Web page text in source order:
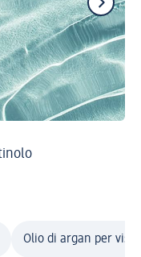
Olio di argan per viso